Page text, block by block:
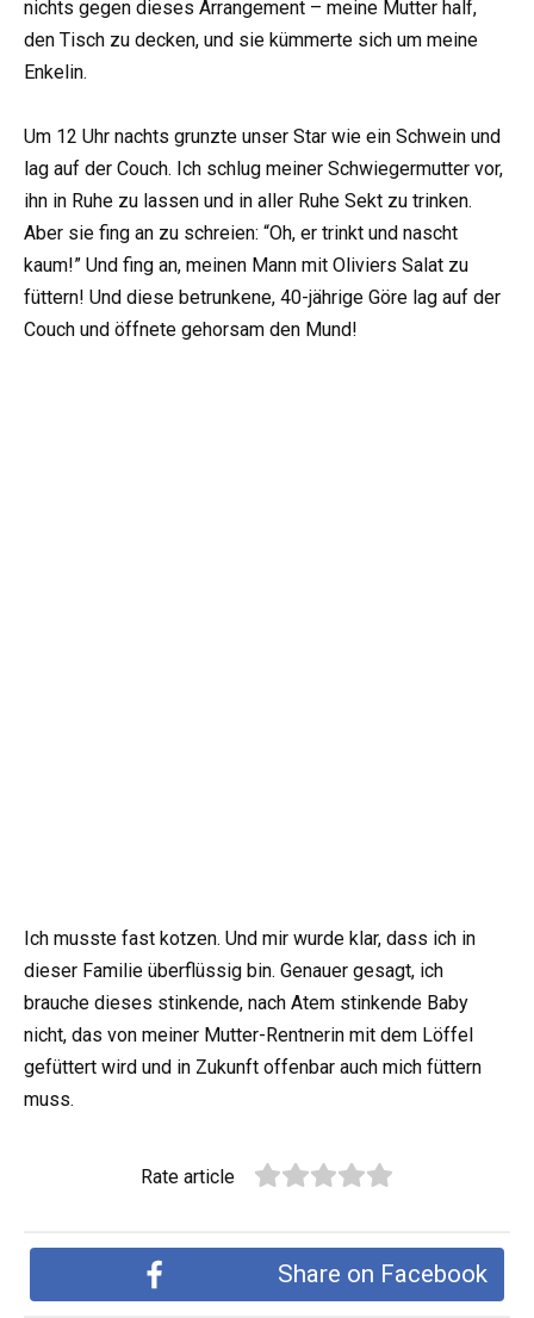
nichts gegen dieses Arrangement – meine Mutter half,
den Tisch zu decken, und sie kümmerte sich um meine
Enkelin.
Um 12 Uhr nachts grunzte unser Star wie ein Schwein und
lag auf der Couch. Ich schlug meiner Schwiegermutter vor,
ihn in Ruhe zu lassen und in aller Ruhe Sekt zu trinken.
Aber sie fing an zu schreien: “Oh, er trinkt und nascht
kaum!” Und fing an, meinen Mann mit Oliviers Salat zu
füttern! Und diese betrunkene, 40-jährige Göre lag auf der
Couch und öffnete gehorsam den Mund!
Ich musste fast kotzen. Und mir wurde klar, dass ich in
dieser Familie überflüssig bin. Genauer gesagt, ich
brauche dieses stinkende, nach Atem stinkende Baby
nicht, das von meiner Mutter-Rentnerin mit dem Löffel
gefüttert wird und in Zukunft offenbar auch mich füttern
muss.
Rate article
Share on Facebook